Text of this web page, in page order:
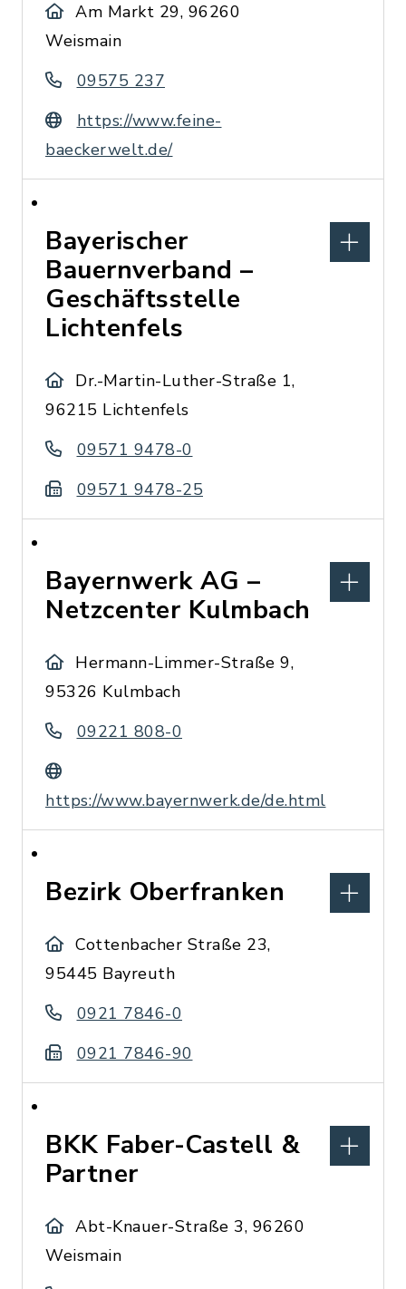
Am Markt 29, 96260
Weismain
09575 237
https://www.feine-
baeckerwelt.de/
Bayerischer
Bauernverband –
Geschäftsstelle
Lichtenfels
Dr.-Martin-Luther-Straße 1,
96215 Lichtenfels
09571 9478-0
09571 9478-25
Bayernwerk AG –
Netzcenter Kulmbach
Hermann-Limmer-Straße 9,
95326 Kulmbach
09221 808-0
https://www.bayernwerk.de/de.html
Bezirk Oberfranken
Cottenbacher Straße 23,
95445 Bayreuth
0921 7846-0
0921 7846-90
BKK Faber-Castell &
Partner
Abt-Knauer-Straße 3, 96260
Weismain